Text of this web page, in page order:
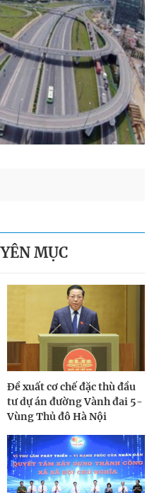
MỤC
Đề xuất cơ chế đặc thù đầu
tư dự án đường Vành đai 5-
Vùng Thủ đô Hà Nội